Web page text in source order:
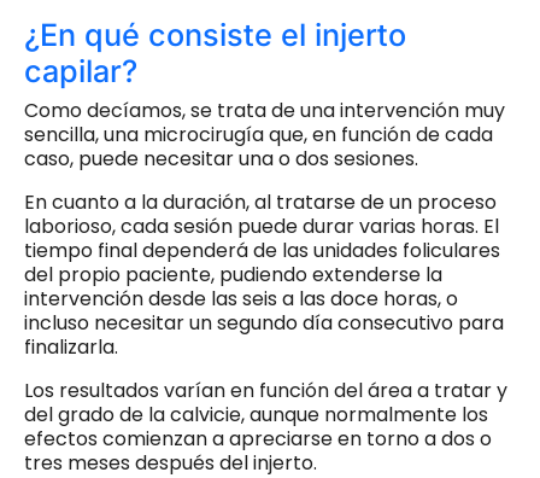
¿En qué consiste el injerto
capilar?
Como decíamos, se trata de una intervención muy
sencilla, una microcirugía que, en función de cada
caso, puede necesitar una o dos sesiones.
En cuanto a la duración, al tratarse de un proceso
laborioso, cada sesión puede durar varias horas. El
tiempo final dependerá de las unidades foliculares
del propio paciente, pudiendo extenderse la
intervención desde las seis a las doce horas, o
incluso necesitar un segundo día consecutivo para
finalizarla.
Los resultados varían en función del área a tratar y
del grado de la calvicie, aunque normalmente los
efectos comienzan a apreciarse en torno a dos o
tres meses después del injerto.